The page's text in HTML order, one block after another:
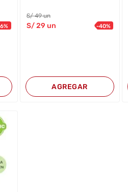
%
S/49 un
S/29 un -40%
AGREGAR